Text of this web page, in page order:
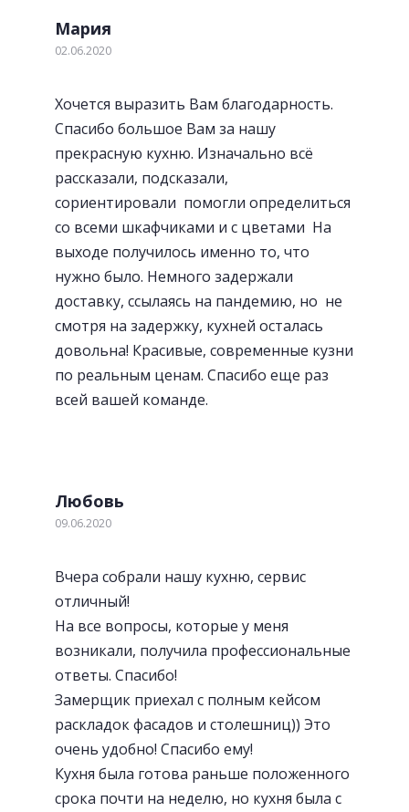
Удобные и стильные ручки
«Фартуки» с фотопечатью
Мария
02.06.2020
Хочется выразить Вам благодарность.
Спасибо большое Вам за нашу
прекрасную кухню. Изначально всё
рассказали, подсказали,
сориентировали помогли определиться
со всеми шкафчиками и с цветами На
выходе получилось именно то, что
нужно было. Немного задержали
доставку, ссылаясь на пандемию, но не
смотря на задержку, кухней осталась
довольна! Красивые, современные кузни
по реальным ценам. Спасибо еще раз
всей вашей команде.
Любовь
09.06.2020
Вчера собрали нашу кухню, сервис
отличный!
На все вопросы, которые у меня
возникали, получила профессиональные
ответы. Спасибо!
Замерщик приехал с полным кейсом
раскладок фасадов и столешниц)) Это
очень удобно! Спасибо ему!
Кухня была готова раньше положенного
срока почти на неделю, но кухня была с